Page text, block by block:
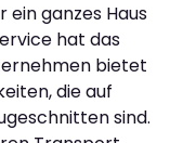
ein ganzes Haus
hat das
bietet
die auf
sind.